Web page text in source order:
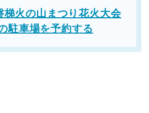
梯火の山まつり花火大会
駐車場を予約する